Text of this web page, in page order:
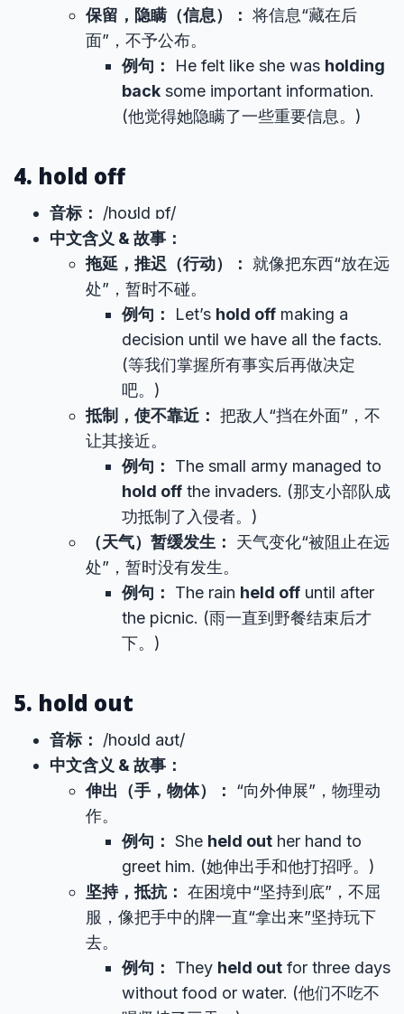
保留，隐瞒（信息）： 将信息“藏在后
面”，不予公布。
例句：
He felt like she was holding
back some important information.
(他觉得她隐瞒了一些重要信息。)
4. hold off
音标：
/hoʊld ɒf/
中文含义 & 故事：
拖延，推迟（行动）：
就像把东西“放在远
处”，暂时不碰。
例句：
Let’s hold off making a
decision until we have all the facts.
(等我们掌握所有事实后再做决定
吧。)
抵制，使不靠近： 把敌人“挡在外面”，不
让其接近。
例句：
The small army managed to
hold off the invaders. (那支小部队成
功抵制了入侵者。)
（天气）暂缓发生：
天气变化“被阻止在远
处”，暂时没有发生。
例句：
The rain held off until after
the picnic. (雨一直到野餐结束后才
下。)
5. hold out
音标：
/hoʊld aʊt/
中文含义 & 故事：
伸出（手，物体）：
“向外伸展”，物理动
作。
例句： She held out her hand to
greet him. (她伸出手和他打招呼。)
坚持，抵抗： 在困境中“坚持到底”，不屈
服，像把手中的牌一直“拿出来”坚持玩下
去。
例句：
They held out for three days
without food or water. (他们不吃不